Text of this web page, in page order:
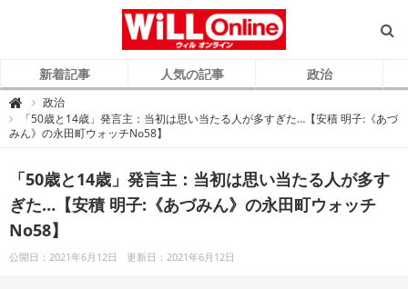
新着記事 人気の記事 政治

L
L
i
n
e
（
ィ
オ
ン
政治
「50歳と14歳」発言主：当初は思い当たる人が多すぎた…【安積 明子:《あづ
みん》の永田町ウォッチNo58】
「50歳と14歳」発言主：当初は思い当たる人が多す
ぎた…【安積 明子:《あづみん》の永田町ウォッチ
No58】
公開日：2021年6月12日 更新日：2021年6月12日